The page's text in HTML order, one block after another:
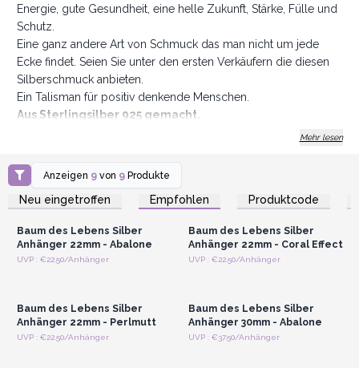
Energie, gute Gesundheit, eine helle Zukunft, Stärke, Fülle und
Schutz.
Eine ganz andere Art von Schmuck das man nicht um jede
Ecke findet. Seien Sie unter den ersten Verkäufern die diesen
Silberschmuck anbieten.
Ein Talisman für positiv denkende Menschen.
Aus Sterlingsilber 925 gemacht.
Mehr lesen
Anzeigen 9 von 9 Produkte
Neu eingetroffen Empfohlen Produktcode
Anmelden oder
Registrieren für
Großhandelspreise
Baum des Lebens Silber
Anhänger 22mm - Abalone
UVP : €22.50/Anhänger
Registrieren für
Großhandelspreise
Baum des Lebens Silber
Anhänger 22mm - Coral Effect
UVP : €22.50/Anhänger
Anmelden oder
Baum des Lebens Silber
Anhänger 22mm - Perlmutt
UVP : €22.50/Anhänger
Anmelden oder
Baum des Lebens Silber
Anhänger 30mm - Abalone
UVP : €37.50/Anhänger
Anmelden oder
Anmelden oder